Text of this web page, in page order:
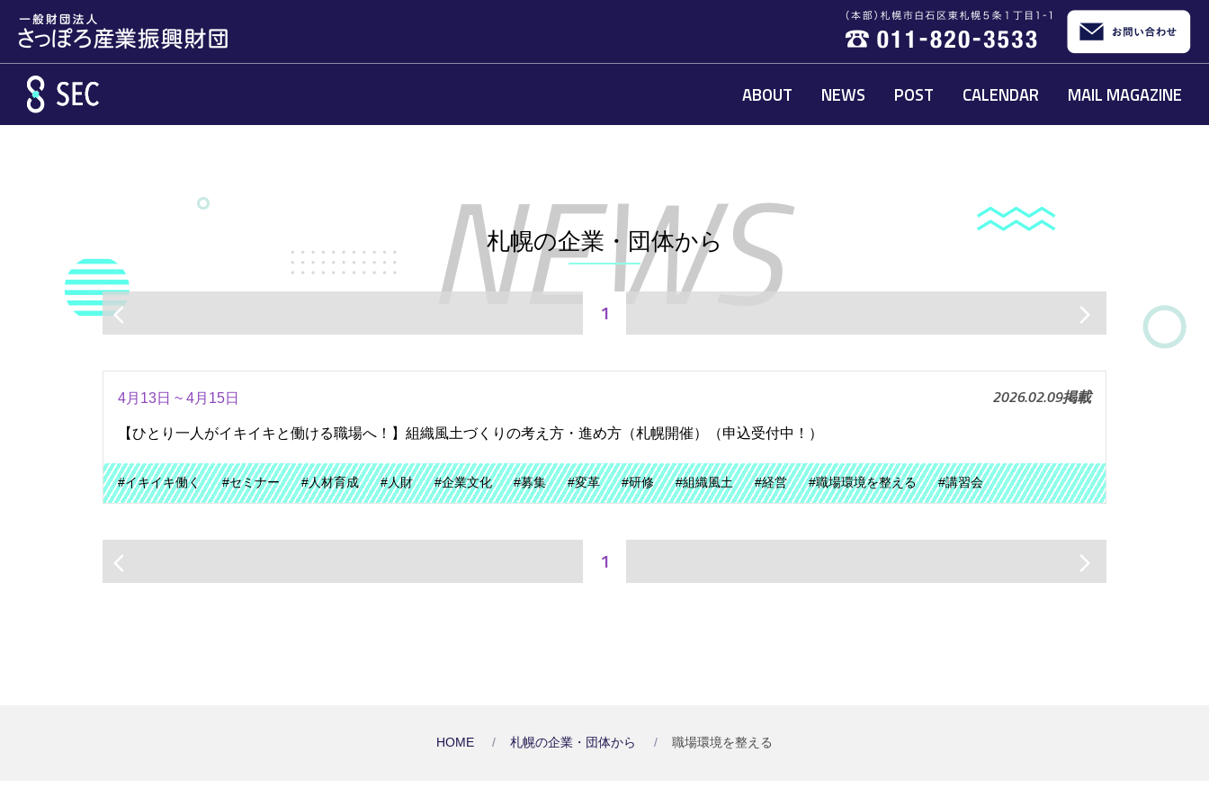
ABOUT NEWS POST CALENDAR MAIL MAGAZINE
札幌の企業・団体から
arrow_back_ios 1 arrow_forward_ios
4月13日 ~ 4月15日 2026.02.09掲載
【ひとり一人がイキイキと働ける職場へ！】組織風土づくりの考え方・進め方（札幌開催）（申込受付中！）
#イキイキ働く #セミナー #人材育成 #人財 #企業文化 #募集 #変革 #研修 #組織風土 #経営 #職場環境を整える #講習会
arrow_back_ios 1 arrow_forward_ios
HOME 札幌の企業・団体から 職場環境を整える